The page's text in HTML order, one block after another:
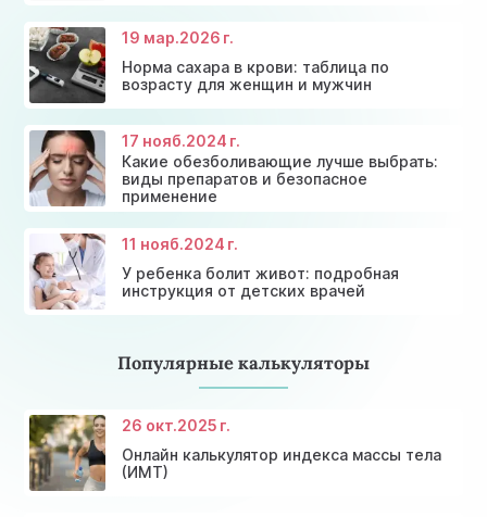
19 мар.2026 г.
Норма сахара в крови: таблица по
возрасту для женщин и мужчин
17 нояб.2024 г.
Какие обезболивающие лучше выбрать:
виды препаратов и безопасное
применение
11 нояб.2024 г.
У ребенка болит живот: подробная
инструкция от детских врачей
Популярные калькуляторы
26 окт.2025 г.
Онлайн калькулятор индекса массы тела
(ИМТ)